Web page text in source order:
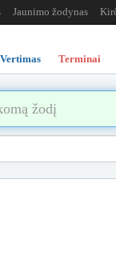
Jaunimo žodynas
Vertimas Terminai